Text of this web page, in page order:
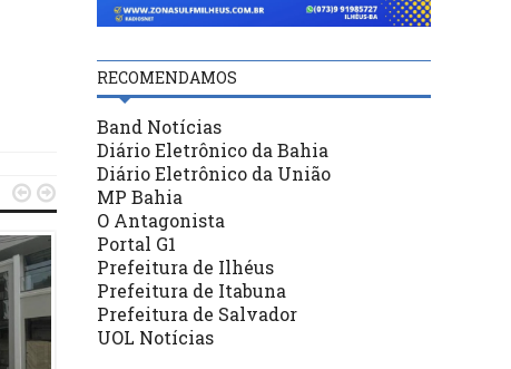
 
RECOMENDAMOS
Band Notícias
Diário Eletrônico da Bahia
Diário Eletrônico da União
MP Bahia
O Antagonista
Portal G1
Prefeitura de Ilhéus
Prefeitura de Itabuna
Prefeitura de Salvador
UOL Notícias